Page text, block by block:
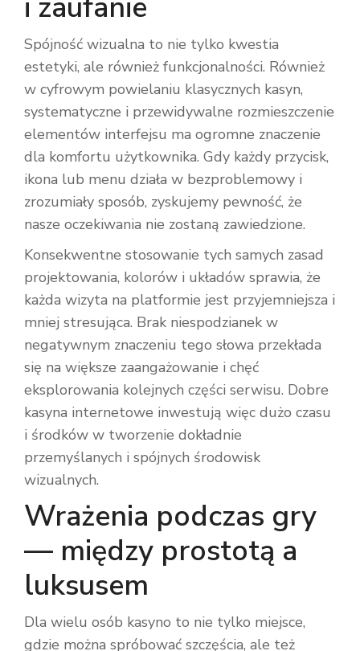
Spójność wizualna to nie tylko kwestia
estetyki, ale również funkcjonalności. Również
w cyfrowym powielaniu klasycznych kasyn,
systematyczne i przewidywalne rozmieszczenie
elementów interfejsu ma ogromne znaczenie
dla komfortu użytkownika. Gdy każdy przycisk,
ikona lub menu działa w bezproblemowy i
zrozumiały sposób, zyskujemy pewność, że
nasze oczekiwania nie zostaną zawiedzione.
Konsekwentne stosowanie tych samych zasad
projektowania, kolorów i układów sprawia, że
każda wizyta na platformie jest przyjemniejsza i
mniej stresująca. Brak niespodzianek w
negatywnym znaczeniu tego słowa przekłada
się na większe zaangażowanie i chęć
eksplorowania kolejnych części serwisu. Dobre
kasyna internetowe inwestują więc dużo czasu
i środków w tworzenie dokładnie
przemyślanych i spójnych środowisk
wizualnych.
Wrażenia podczas gry
— między prostotą a
luksusem
Dla wielu osób kasyno to nie tylko miejsce,
gdzie można spróbować szczęścia, ale też